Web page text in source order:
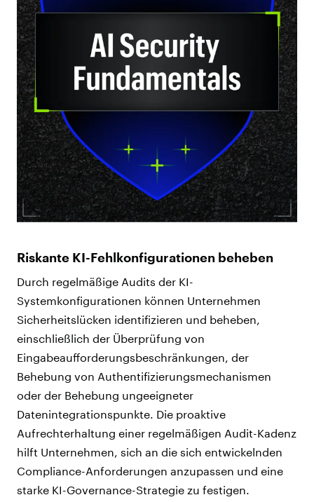
Riskante KI-Fehlkonfigurationen beheben
Durch regelmäßige Audits der KI-
Systemkonfigurationen können Unternehmen
Sicherheitslücken identifizieren und beheben,
einschließlich der Überprüfung von
Eingabeaufforderungsbeschränkungen, der
Behebung von Authentifizierungsmechanismen
oder der Behebung ungeeigneter
Datenintegrationspunkte. Die proaktive
Aufrechterhaltung einer regelmäßigen Audit-Kadenz
hilft Unternehmen, sich an die sich entwickelnden
Compliance-Anforderungen anzupassen und eine
starke KI-Governance-Strategie zu festigen.